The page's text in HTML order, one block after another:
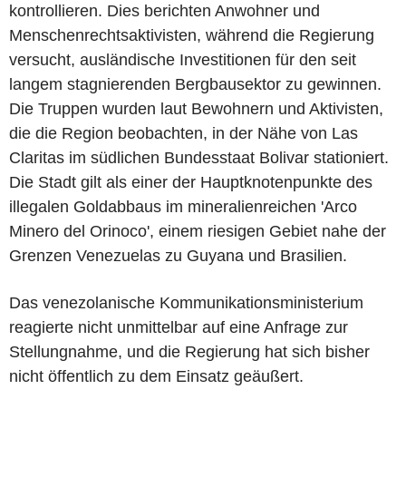
kontrollieren. Dies berichten Anwohner und
Menschenrechtsaktivisten, während die Regierung
versucht, ausländische Investitionen für den seit
langem stagnierenden Bergbausektor zu gewinnen.
Die Truppen wurden laut Bewohnern und Aktivisten,
die die Region beobachten, in der Nähe von Las
Claritas im südlichen Bundesstaat Bolivar stationiert.
Die Stadt gilt als einer der Hauptknotenpunkte des
illegalen Goldabbaus im mineralienreichen 'Arco
Minero del Orinoco', einem riesigen Gebiet nahe der
Grenzen Venezuelas zu Guyana und Brasilien.
Das venezolanische Kommunikationsministerium
reagierte nicht unmittelbar auf eine Anfrage zur
Stellungnahme, und die Regierung hat sich bisher
nicht öffentlich zu dem Einsatz geäußert.